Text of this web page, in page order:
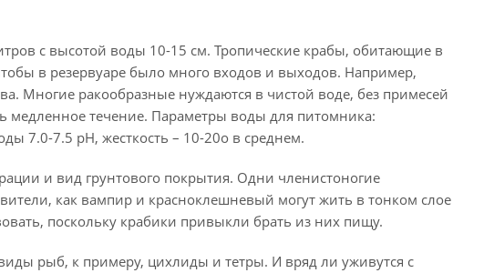
с высотой воды 10-15 см. Тропические крабы, обитающие в
в резервуаре было много входов и выходов. Например,
Многие ракообразные нуждаются в чистой воде, без примесей
медленное течение. Параметры воды для питомника:
7.0-7.5 рН, жесткость – 10-20о в среднем.
и вид грунтового покрытия. Одни членистоногие
как вампир и красноклешневый могут жить в тонком слое
поскольку крабики привыкли брать из них пищу.
рыб, к примеру, цихлиды и тетры. И вряд ли уживутся с